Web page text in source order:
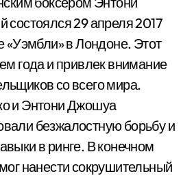
29 апреля 2017
«Уэмбли» в Лондоне. Этот
года и привлек внимание
со всего мира.
и Энтони Джошуа
безжалостную борьбу и
в ринге. В конечном
нанести сокрушительный